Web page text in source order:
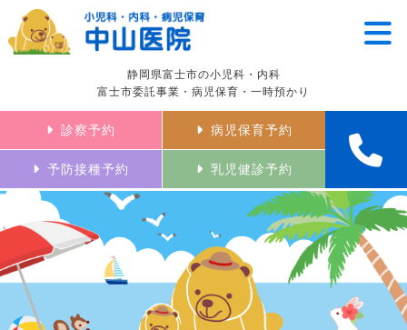
静岡県富士市の小児科・内科
富士市委託事業・病児保育・一時預かり
診察予約 病児保育予約
予防接種予約 乳児健診予約